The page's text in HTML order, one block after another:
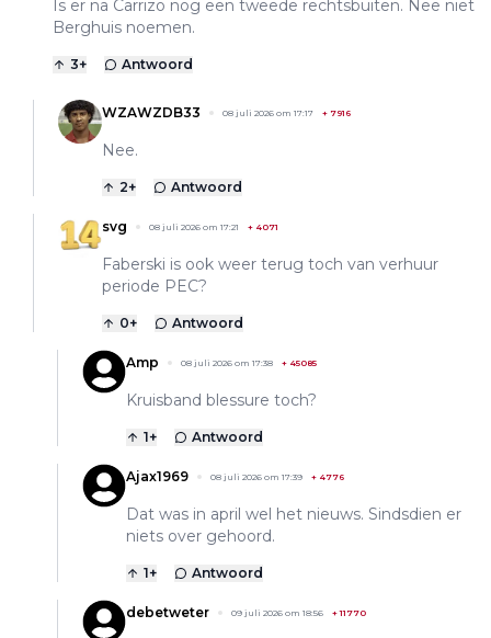
Is er na Carrizo nog een tweede rechtsbuiten. Nee niet
Berghuis noemen.
3+ Antwoord
WZAWZDB33 08 juli 2026 om 17:17 + 7916
Nee.
2+ Antwoord
svg 08 juli 2026 om 17:21 + 4071
Faberski is ook weer terug toch van verhuur
periode PEC?
0+ Antwoord
Amp 08 juli 2026 om 17:38 + 45085
Kruisband blessure toch?
1+ Antwoord
Ajax1969 08 juli 2026 om 17:39 + 4776
Dat was in april wel het nieuws. Sindsdien er
niets over gehoord.
1+ Antwoord
debetweter 09 juli 2026 om 18:56 +11770